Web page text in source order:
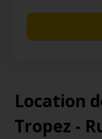
Location
Tropez -